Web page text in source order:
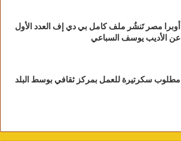
أوبرا مصر تَنشُر ملف كامل بي دي إف العدد الأول
عن الأديب يوسف السباعي
مطلوب سكرتيرة للعمل بمركز ثقافي بوسط البلد